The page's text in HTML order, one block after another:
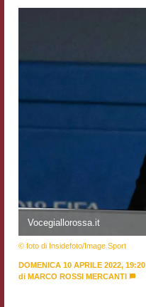
Vocegiallorossa.it
© foto di Insidefoto/Image Sport
DOMENICA 10 APRILE 2022, 19:20
di MARCO ROSSI MERCANTI